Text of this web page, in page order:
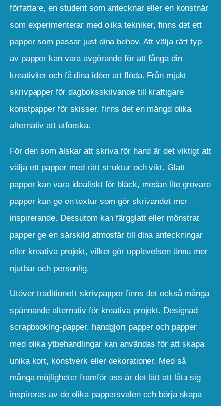
författare, en student som antecknar eller en konstnär
som experimenterar med olika tekniker, finns det ett
papper som passar just dina behov. Att välja rätt typ
av papper kan vara avgörande för att fånga din
kreativitet och få dina idéer att flöda. Från mjukt
skrivpapper för dagboksskrivande till kraftigare
konstpapper för skisser, finns det en mängd olika
alternativ att utforska.
För den som älskar att skriva för hand är det viktigt att
välja ett papper med rätt struktur och vikt. Glatt
papper kan vara idealiskt för bläck, medan lite grovare
papper kan ge en textur som gör skrivandet mer
inspirerande. Dessutom kan färgglatt eller mönstrat
papper ge en särskild atmosfär till dina anteckningar
eller kreativa projekt, vilket gör upplevelsen ännu mer
njutbar och personlig.
Utöver traditionellt skrivpapper finns det också många
spännande alternativ för kreativa projekt. Designad
scrapbooking-papper, handgjort papper och papper
med olika ytbehandlingar kan användas för att skapa
unika kort, konstverk eller dekorationer. Med så
många möjligheter framför oss är det lätt att låta sig
inspireras av de olika pappersvalen och börja skapa